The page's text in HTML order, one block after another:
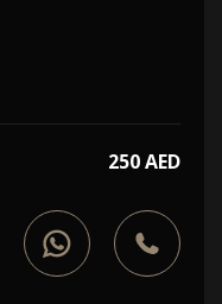
250 AED